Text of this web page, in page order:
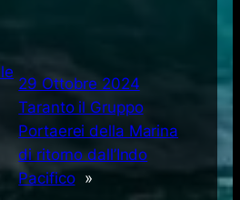
29 Ottobre 2024
Taranto il Gruppo
Portaerei della Marina
di ritorno dall’Indo
Pacifico »